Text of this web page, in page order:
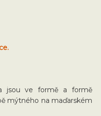
jsou ve formě a formě
mýtného na maďarském